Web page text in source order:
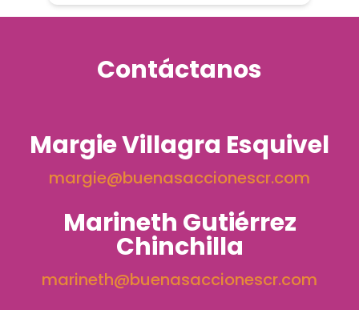
Contáctanos
Margie Villagra Esquivel
margie@buenasaccionescr.com
Marineth Gutiérrez
Chinchilla
marineth@buenasaccionescr.com